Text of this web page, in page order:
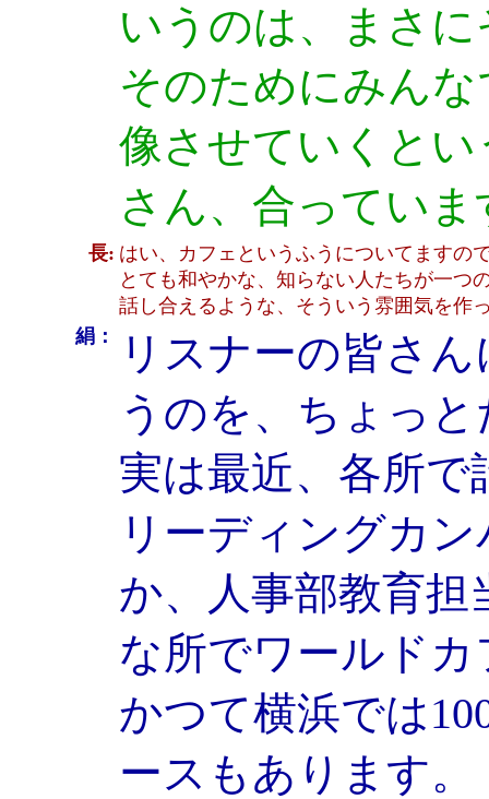
いうのは、まさ
そのためにみん
像させていくと
さん、合ってい
長: はい、カフェというふうについてますの
とても和やかな、知らない人たちが一つ
話し合えるような、そういう雰囲気を作
絹：
リスナーの皆さ
うのを、ちょっ
実は最近、各所
リーディングカ
か、人事部教育
な所でワールド
かつて横浜では
ースもあります。